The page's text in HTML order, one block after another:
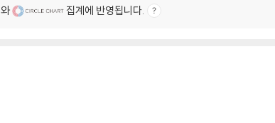
와 집계에 반영됩니다.